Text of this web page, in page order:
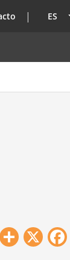
ES
Share
X